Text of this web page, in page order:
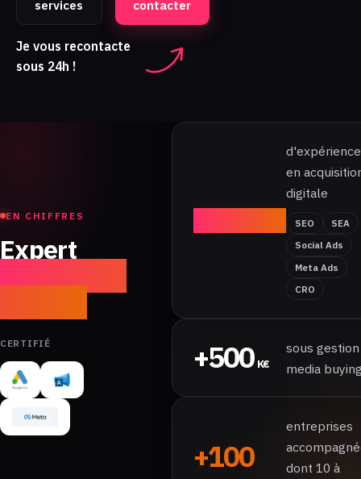
services
contacter
Je vous recontacte
sous 24h !
EN CHIFFRES
Expert
CERTIFIÉ
+7
d'expérience
en
digitale
SEO
SEA
Social Ads
Meta Ads
CRO
+500 K€
sous gestion
media
+100
entreprises
dont 10 à